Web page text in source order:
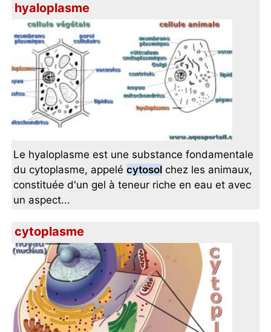
hyaloplasme
Le hyaloplasme est une substance fondamentale
du cytoplasme, appelécytosol chez les animaux,
constituée d'un gel à teneur riche en eau et avec
un aspect...
cytoplasme